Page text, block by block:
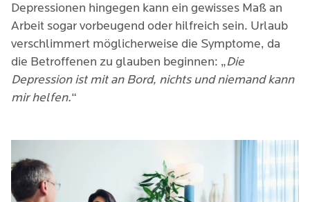
Depressionen hingegen kann ein gewisses Maß an
Arbeit sogar vorbeugend oder hilfreich sein. Urlaub
verschlimmert möglicherweise die Symptome, da
die Betroffenen zu glauben beginnen: „Die
Depression ist mit an Bord, nichts und niemand kann
mir helfen.“